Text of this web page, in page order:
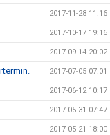
2017-11-28 11:16
2017-10-17 19:16
2017-09-14 20:02
2017-07-05 07:01
2017-06-12 10:17
2017-05-31 07:47
2017-05-21 18:00